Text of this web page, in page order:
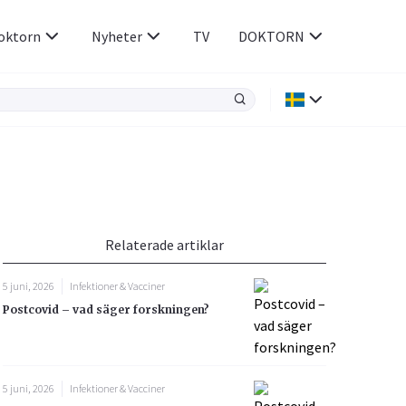
Rökavvänjning
Rörelseapparaten
Sex & Samliv
Sömn & Stress
Nyheter TV DOKTORN
Relaterade artiklar
5 juni, 2026
Infektioner & Vacciner
Postcovid – vad säger forskningen?
5 juni, 2026
Infektioner & Vacciner